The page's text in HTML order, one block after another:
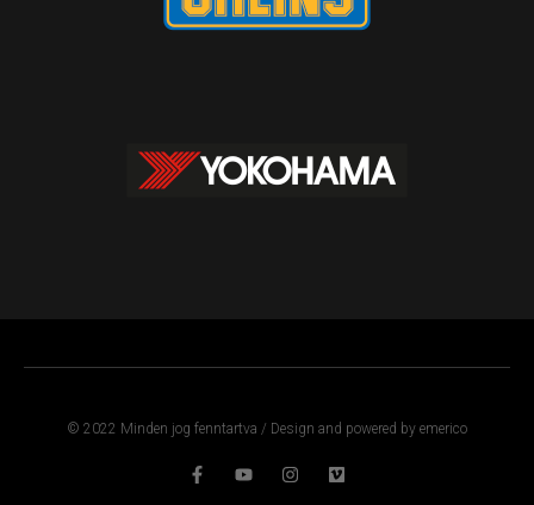
© 2022 Minden jog fenntartva / Design and powered by emerico